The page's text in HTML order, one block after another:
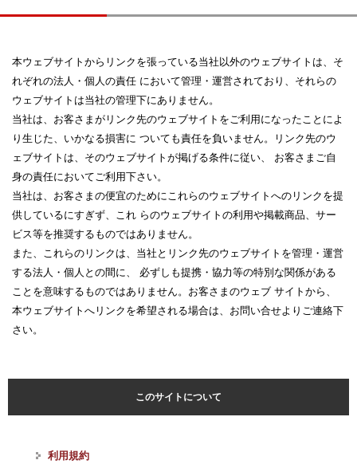
本ウェブサイトからリンクを張っている当社以外のウェブサイトは、そ
れぞれの法人・個人の責任 において管理・運営されており、それらの
ウェブサイトは当社の管理下にありません。
当社は、お客さまがリンク先のウェブサイトをご利用になったことによ
り生じた、いかなる損害に ついても責任を負いません。リンク先のウ
ェブサイトは、そのウェブサイトが掲げる条件に従い、 お客さまご自
身の責任においてご利用下さい。
当社は、お客さまの便宜のためにこれらのウェブサイトへのリンクを提
供しているにすぎず、これ らのウェブサイトの利用や掲載商品、サー
ビス等を推奨するものではありません。
また、これらのリンクは、当社とリンク先のウェブサイトを管理・運営
する法人・個人との間に、 必ずしも提携・協力等の特別な関係がある
ことを意味するものではありません。お客さまのウェブ サイトから、
本ウェブサイトへリンクを希望される場合は、お問い合せよりご連絡下
さい。
このサイトについて
利用規約